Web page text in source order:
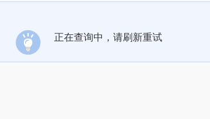
正在查询中，请刷新重试